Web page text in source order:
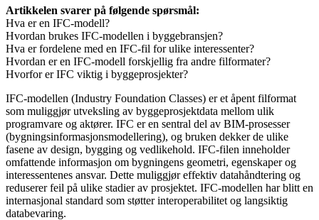
Artikkelen svarer på følgende spørsmål:
Hva er en IFC-modell?
Hvordan brukes IFC-modellen i byggebransjen?
Hva er fordelene med en IFC-fil for ulike interessenter?
Hvordan er en IFC-modell forskjellig fra andre filformater?
Hvorfor er IFC viktig i byggeprosjekter?
IFC-modellen (Industry Foundation Classes) er et åpent filformat
som muliggjør utveksling av byggeprosjektdata mellom ulik
programvare og aktører. IFC er en sentral del av BIM-prosesser
(bygningsinformasjonsmodellering), og bruken dekker de ulike
fasene av design, bygging og vedlikehold. IFC-filen inneholder
omfattende informasjon om bygningens geometri, egenskaper og
interessentenes ansvar. Dette muliggjør effektiv datahåndtering og
reduserer feil på ulike stadier av prosjektet. IFC-modellen har blitt en
internasjonal standard som støtter interoperabilitet og langsiktig
databevaring.